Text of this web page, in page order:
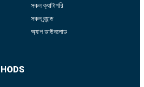
সকল ক্যাটাগরি
সকল ব্র্যান্ড
অ্যাপ ডাউনলোড